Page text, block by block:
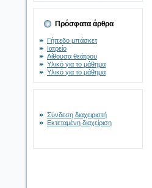
Πρόσφατα άρθρα
Γήπεδο μπάσκετ
Ιατρείο
Αίθουσα θεάτρου
Υλικό για το μάθημα
Υλικό για το μάθημα
Σύνδεση διαχειριστή
Εκτεταμένη διαχείριση